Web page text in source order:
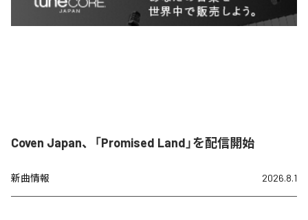
Coven Japan、「Promised Land」を配信開始
新曲情報 2026.8.1